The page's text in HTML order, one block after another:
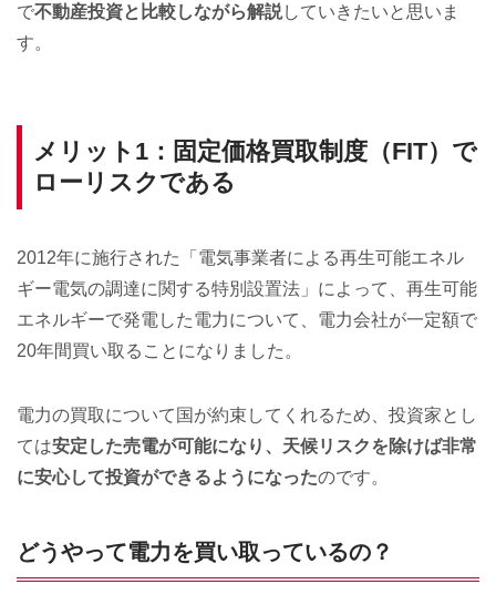
で不動産投資と比較しながら解説していきたいと思いま
す。
メリット1：固定価格買取制度（FIT）で
ローリスクである
2012年に施行された「電気事業者による再生可能エネル
ギー電気の調達に関する特別設置法」によって、再生可能
エネルギーで発電した電力について、電力会社が一定額で
20年間買い取ることになりました。
電力の買取について国が約束してくれるため、投資家とし
ては安定した売電が可能になり、天候リスクを除けば非常
に安心して投資ができるようになったのです。
どうやって電力を買い取っているの？